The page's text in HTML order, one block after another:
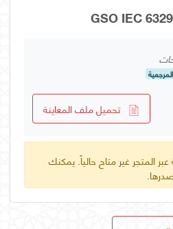
تحميل ملف المعاينة
المتجر غير متاح حالياً. يمكنك